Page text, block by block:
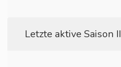
Letzte aktive Saison II